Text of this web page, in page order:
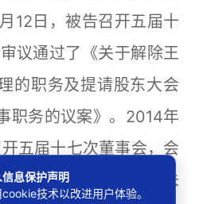
12日，被告召开五届十
议通过了《关于解除王
的职务及提请股东大会
职务的议案》。2014年
五届十七次董事会，会
回购并注销王某A尚未
息保护声明
技术以改进用户体验。